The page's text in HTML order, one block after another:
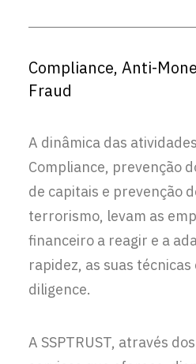
Compliance, Anti-
Fraud
A dinâmica das
Compliance, prevenção
de capitais e prevenção
terrorismo, levam as
financeiro a reagir e a
rapidez, as suas
diligence.
A SSPTRUST, através